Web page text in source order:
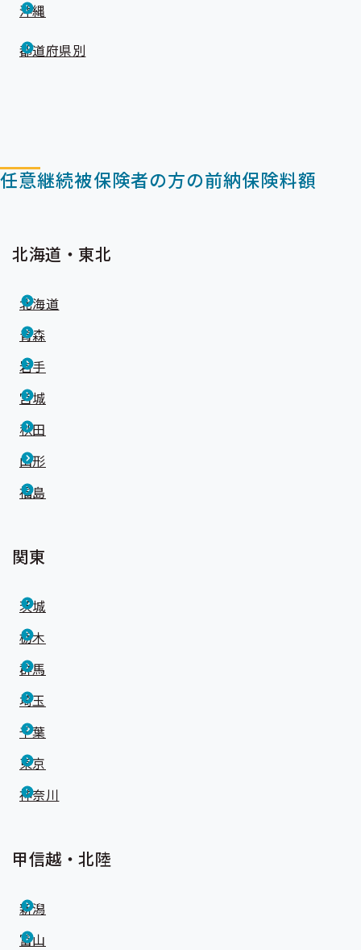
沖縄
都道府県別
任意継続被保険者の方の前納保険料額
北海道・東北
北海道
青森
岩手
宮城
秋田
山形
福島
関東
茨城
栃木
群馬
埼玉
千葉
東京
神奈川
甲信越・北陸
新潟
富山